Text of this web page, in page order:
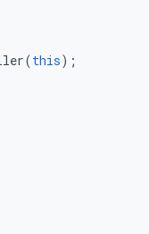
(this);